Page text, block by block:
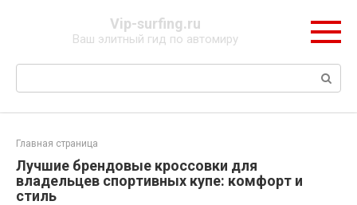
Vip-surfing.ru
Ваш элитный гид по автомиру
Поиск:
Главная страница
Лучшие брендовые кроссовки для
владельцев спортивных купе: комфорт и
стиль